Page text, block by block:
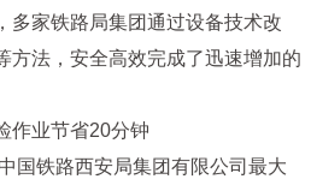
多家铁路局集团通过设备技术改
方法，安全高效完成了迅速增加的
作业节省20分钟
国铁路西安局集团有限公司最大